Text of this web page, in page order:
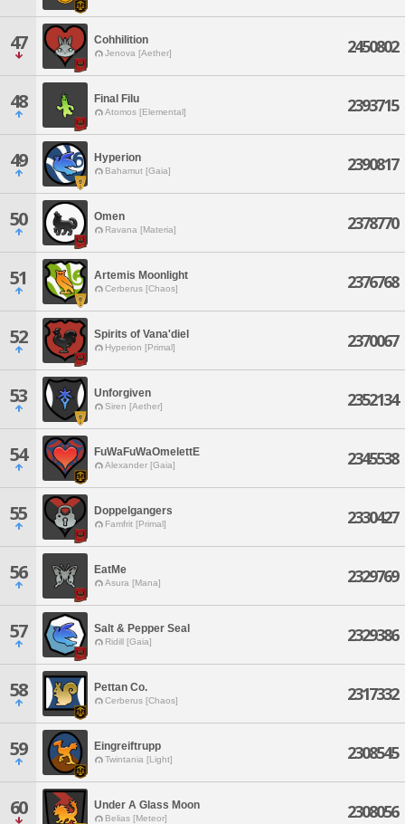
47 Cohhilition
Jenova [Aether] 2450802
48 Final Filu
Atomos [Elemental] 2393715
49 Hyperion
Bahamut [Gaia] 2390817
50 Omen
Ravana [Materia] 2378770
51 Artemis Moonlight
Cerberus [Chaos] 2376768
52 Spirits of Vana'diel
Hyperion [Primal] 2370067
53 Unforgiven
Siren [Aether] 2352134
54 FuWaFuWaOmelettE
Alexander [Gaia] 2345538
55 Doppelgangers
Famfrit [Primal] 2330427
56 EatMe
Asura [Mana] 2329769
57 Salt & Pepper Seal
Ridill [Gaia] 2329386
58 Pettan Co.
Cerberus [Chaos] 2317332
59 Eingreiftrupp
Twintania [Light] 2308545
60 Under A Glass Moon
Belias [Meteor] 2308056